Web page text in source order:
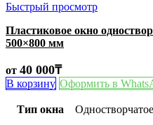
Быстрый просмотр
Пластиковое окно
500×800 мм
от 40 000₸
В корзину Оформить в
Тип окна